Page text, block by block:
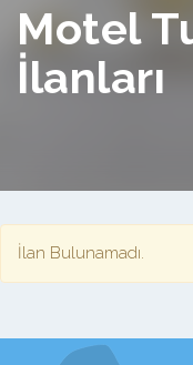
Motel
İlanları
İlan Bulunamadı.